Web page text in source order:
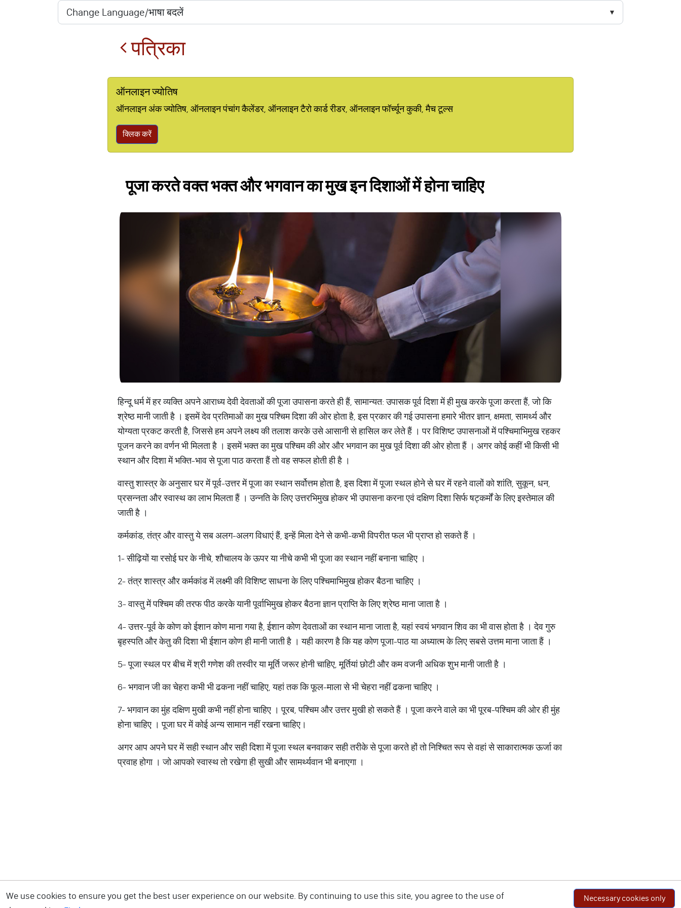
पत्रिका
ऑनलाइन ज्योतिष
ऑनलाइन अंक ज्योतिष, ऑनलाइन पंचांग कैलेंडर, ऑनलाइन टैरो कार्ड रीडर, ऑनलाइन फॉर्च्यून कुकी, मैच टूल्स
क्लिक करें
पूजा करते वक्त भक्त और भगवान का मुख इन दिशाओं में होना चाहिए
हिन्दू धर्म में हर व्यक्ति अपने आराध्य देवी देवताओं की पूजा उपासना करते ही हैं, सामान्यत: उपासक पूर्व दिशा में ही मुख करके पूजा करता हैं, जो कि
श्रेष्ठ मानी जाती है । इसमें देव प्रतिमाओं का मुख पश्चिम दिशा की ओर होता है, इस प्रकार की गई उपासना हमारे भीतर ज्ञान, क्षमता, सामर्थ्य और
योग्यता प्रकट करती है, जिससे हम अपने लक्ष्य की तलाश करके उसे आसानी से हासिल कर लेते हैं । पर विशिष्ट उपासनाओं में पश्चिमाभिमुख रहकर
पूजन करने का वर्णन भी मिलता है । इसमें भक्त का मुख पश्चिम की ओर और भगवान का मुख पूर्व दिशा की ओर होता हैं । अगर कोई कहीं भी किसी भी
स्थान और दिशा में भक्ति-भाव से पूजा पाठ करता हैं तो वह सफल होती ही है ।
वास्तु शास्त्र के अनुसार घर में पूर्व-उत्तर में पूजा का स्थान सर्वोत्तम होता है, इस दिशा में पूजा स्थल होने से घर में रहने वालों को शांति, सुकून, धन,
प्रसन्नता और स्वास्थ का लाभ मिलता हैं । उन्नति के लिए उत्तरभिमुख होकर भी उपासना करना एवं दक्षिण दिशा सिर्फ षट्कर्मों के लिए इस्तेमाल की
जाती है ।
कर्मकांड, तंत्र और वास्तु ये सब अलग-अलग विधाएं हैं, इन्हें मिला देने से कभी-कभी विपरीत फल भी प्राप्त हो सकते हैं ।
1- सीढ़ियों या रसोई घर के नीचे, शौचालय के ऊपर या नीचे कभी भी पूजा का स्थान नहीं बनाना चाहिए ।
2- तंत्र शास्त्र और कर्मकांड में लक्ष्मी की विशिष्ट साधना के लिए पश्चिमाभिमुख होकर बैठना चाहिए ।
3- वास्तु में पश्चिम की तरफ पीठ करके यानी पूर्वाभिमुख होकर बैठना ज्ञान प्राप्ति के लिए श्रेष्ठ माना जाता है ।
4- उत्तर-पूर्व के कोण को ईशान कोण माना गया है, ईशान कोण देवताओं का स्थान माना जाता है, यहां स्वयं भगवान शिव का भी वास होता है । देव गुरु
बृहस्पति और केतु की दिशा भी ईशान कोण ही मानी जाती है । यही कारण है कि यह कोण पूजा-पाठ या अध्यात्म के लिए सबसे उत्तम माना जाता हैं ।
5- पूजा स्थल पर बीच में श्री गणेश की तस्वीर या मूर्ति जरूर होनी चाहिए, मूर्तियां छोटी और कम वजनी अधिक शुभ मानी जाती है ।
6- भगवान जी का चेहरा कभी भी ढकना नहीं चाहिए, यहां तक कि फूल-माला से भी चेहरा नहीं ढकना चाहिए ।
7- भगवान का मुंह दक्षिण मुखी कभी नहीं होना चाहिए । पूरब, पश्चिम और उत्तर मुखी हो सकते हैं । पूजा करने वाले का भी पूरब-पश्चिम की ओर ही मुंह
होना चाहिए । पूजा घर में कोई अन्य सामान नहीं रखना चाहिए।
अगर आप अपने घर में सही स्थान और सही दिशा में पूजा स्थल बनवाकर सही तरीके से पूजा करते हों तो निश्चित रूप से वहां से साकारात्मक ऊर्जा का
प्रवाह होगा । जो आपको स्वास्थ तो रखेगा ही सुखी और सामर्थ्यवान भी बनाएगा ।
We use cookies to ensure you get the best user experience on our website. By continuing to use this site, you agree to the use of
Necessary cookies only